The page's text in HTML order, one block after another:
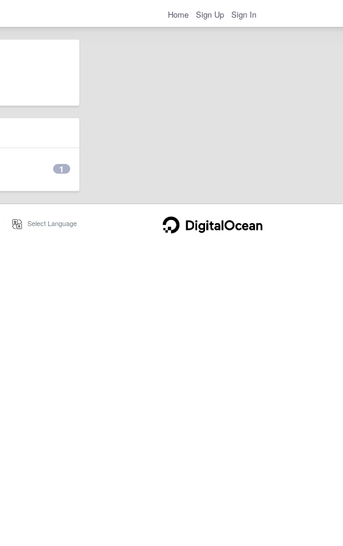
Home Sign Up Sign In
1
Select Language